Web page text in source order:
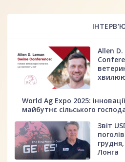
Allen
World Ag Expo 2025:
майбутнє сільського
Звіт
Лонга